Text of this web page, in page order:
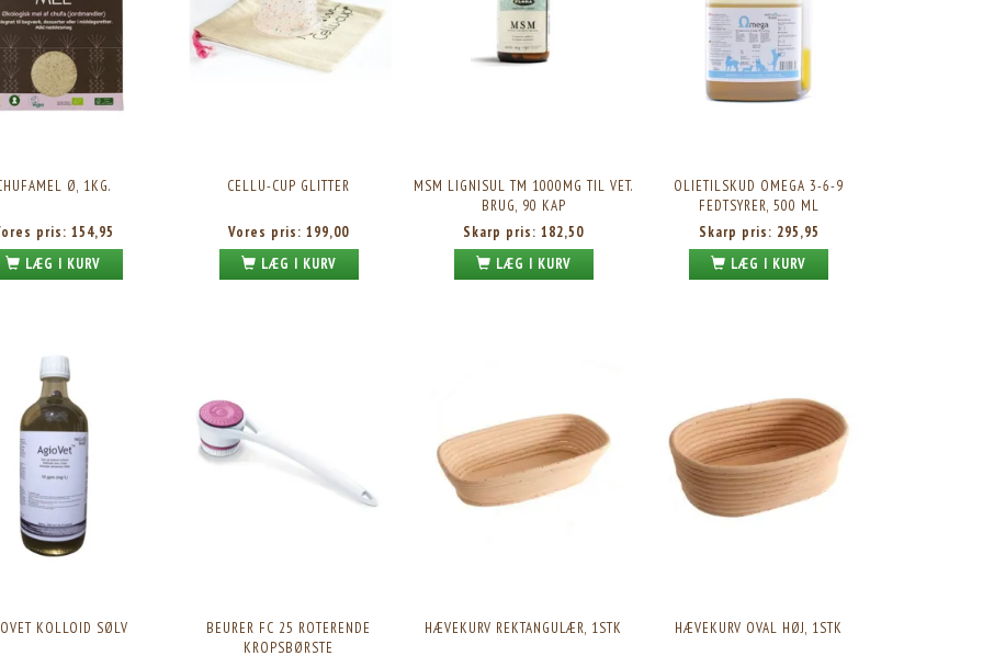
Ø, 1KG.
pris: 154,95
LÆG I KURV
CELLU-CUP GLITTER
Vores pris:199,00
LÆG I KURV
MSM LIGNISUL TM 1000MG TIL VET.
BRUG, 90 KAP
Skarp pris:182,50
LÆG I KURV
OLIETILSKUD OMEGA 3-6-9
FEDTSYRER, 500 ML
Skarp pris: 295,95
LÆG I KURV
KOLLOID SØLV
BEURER FC 25 ROTERENDE
KROPSBØRSTE
HÆVEKURV REKTANGULÆR, 1STK HÆVEKURV OVAL HØJ, 1STK